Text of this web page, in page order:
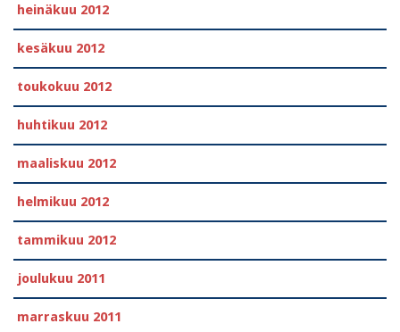
heinäkuu 2012
kesäkuu 2012
toukokuu 2012
huhtikuu 2012
maaliskuu 2012
helmikuu 2012
tammikuu 2012
joulukuu 2011
marraskuu 2011